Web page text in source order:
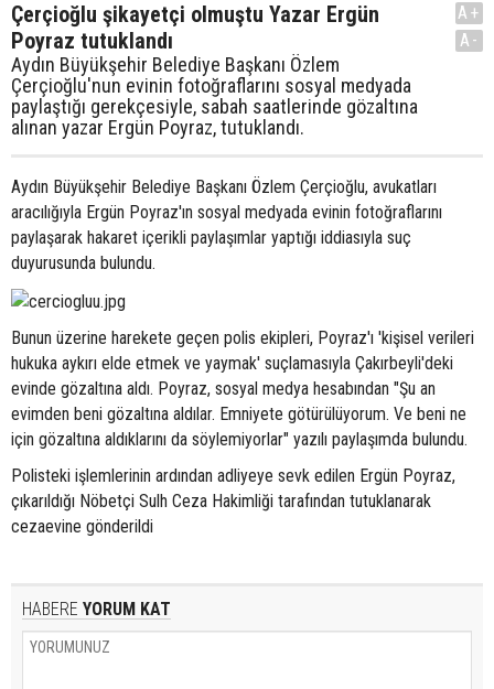
Çerçioğlu şikayetçi olmuştu Yazar Ergün
Poyraz tutuklandı
Aydın Büyükşehir Belediye Başkanı Özlem
Çerçioğlu'nun evinin fotoğraflarını sosyal medyada
paylaştığı gerekçesiyle, sabah saatlerinde gözaltına
alınan yazar Ergün Poyraz, tutuklandı.
A+
A-
Aydın Büyükşehir Belediye Başkanı Özlem Çerçioğlu, avukatları
aracılığıyla Ergün Poyraz'ın sosyal medyada evinin fotoğraflarını
paylaşarak hakaret içerikli paylaşımlar yaptığı iddiasıyla suç
duyurusunda bulundu.
Bunun üzerine harekete geçen polis ekipleri, Poyraz'ı 'kişisel verileri
hukuka aykırı elde etmek ve yaymak' suçlamasıyla Çakırbeyli'deki
evinde gözaltına aldı. Poyraz, sosyal medya hesabından "Şu an
evimden beni gözaltına aldılar. Emniyete götürülüyorum. Ve beni ne
için gözaltına aldıklarını da söylemiyorlar" yazılı paylaşımda bulundu.
Polisteki işlemlerinin ardından adliyeye sevk edilen Ergün Poyraz,
çıkarıldığı Nöbetçi Sulh Ceza Hakimliği tarafından tutuklanarak
cezaevine gönderildi
HABERE YORUM KAT